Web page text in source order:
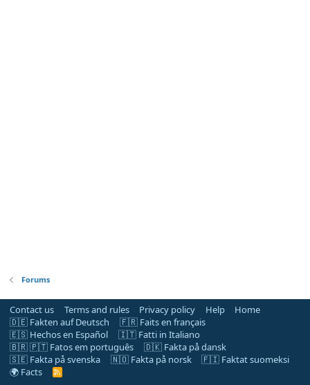
Forums
Contact us Terms and rules Privacy policy Help
Home
🇩🇪 Fakten auf Deutsch
🇫🇷 Faits en français
🇪🇸 Hechos en Español
🇮🇹 Fatti in Italiano
🇧🇷 🇵🇹 Fatos em português
🇩🇰 Fakta på dansk
🇸🇪 Fakta på svenska
🇳🇴 Fakta på norsk
🇫🇮 Faktat suomeksi
🌍 Facts
R